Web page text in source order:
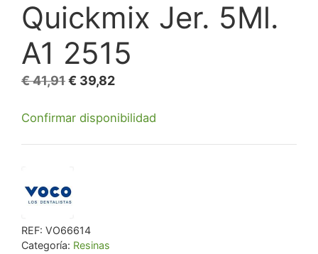
Quickmix Jer. 5Ml.
A1 2515
€41,91El
original
€ 39,82El
actual
Confirmar disponibilidad
REF: VO66614
Categoría: Resinas